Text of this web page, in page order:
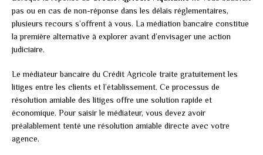
pas ou en cas de non-réponse dans les délais réglementaires,
plusieurs recours s’offrent à vous. La médiation bancaire constitue
la première alternative à explorer avant d’envisager une action
judiciaire.
Le médiateur bancaire du Crédit Agricole traite gratuitement les
litiges entre les clients et l’établissement. Ce processus de
résolution amiable des litiges offre une solution rapide et
économique. Pour saisir le médiateur, vous devez avoir
préalablement tenté une résolution amiable directe avec votre
agence.